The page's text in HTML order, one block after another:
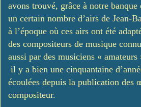
avons trouvé, grâce à notre banque
un certain nombre d’airs de Jean-
à l’époque où ces airs ont été
des compositeurs de musique
aussi par des musiciens « amateurs
il y a bien une cinquantaine
écoulées depuis la publication des
compositeur.